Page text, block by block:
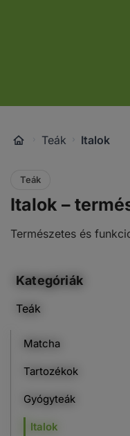
Teák Italok
Teák
Italok –
Természetes és
Kategóriák
Teák
Matcha
Tartozékok
Gyógyteák
Italok